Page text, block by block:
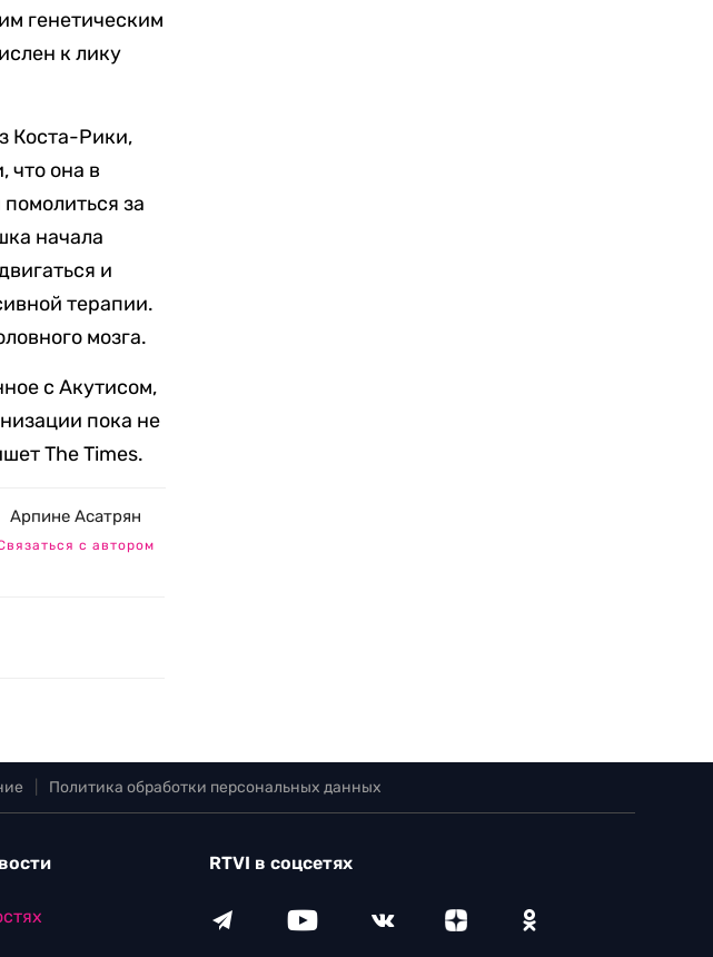
генетическим
к лику
Коста-Рики,
что она в
за
начала
и
терапии.
мозга.
с Акутисом,
пока не
The Times.
Арпине Асатрян
с автором
Политика обработки персональных данных
RTVI в соцсетях